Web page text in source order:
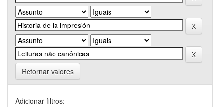
Retornar valores
Adicionar filtros: